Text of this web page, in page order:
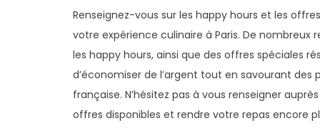
Renseignez-vous sur les happy hours et les
votre expérience culinaire à Paris. De
les happy hours, ainsi que des offres spéciales
d’économiser de l’argent tout en savourant
française. N’hésitez pas à vous renseigner
offres disponibles et rendre votre repas encore